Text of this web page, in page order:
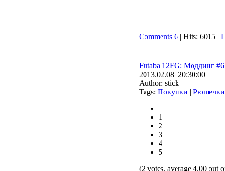
Comments 6 | Hits: 6015 |
Futaba 12FG: Моддинг #6
2013.02.08 20:30:00
Author: stick
Tags: Покупки | Рюшечки
1
2
3
4
5
(2 votes, average 4.00 out